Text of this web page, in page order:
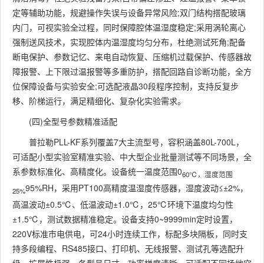
定等辅助功能，规避操作失误与设备异常风险;双门结构搭配玻璃
内门，可视实验全过程，同时保障腔体温湿度稳定;采用涡轮离心
强制送风技术，实现腔体内温湿度均匀分布，杜绝测试死角;配备
断电保护、参数记忆、来电自动恢复、压缩机过载保护、传感器故
障报警、上下限过温报警等多重防护，搭配回路自诊断功能，全方
位保障设备与实验安全;可选配液晶30段程序控制，支持反复步
移、阶梯运行，满足精细化、复杂化实验需求。
(四)全型号参数精准适配
普拉勒PLL-KF系列覆盖7大主流型号，容积涵盖80L-700L，
可适配小型实验室精准实验、中大型企业批量测试等不同场景，全
系参数标准化、高精度化。设备统一温度范围060℃，湿度范围
25%95%RH，采用PT100高精度温湿度传感器，湿度波动≤±2%，
高温波动±0.5℃、低温波动±1.0℃，25℃环境下温度均匀性
±1.5℃，测试数据精准稳定。设备支持0~9999min定时设置，
220V标准市电供电，可24小时连续工作，标配多块隔板，同时支
持多段编程、RS485接口、打印机、无线报警、测试孔等选配升